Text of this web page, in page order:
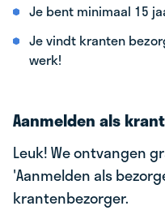
Je bent minimaal 15
Je vindt kranten
werk!
Aanmelden als
Leuk! We ontvangen
'Aanmelden als
krantenbezorger.